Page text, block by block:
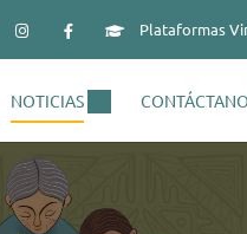
Plataformas
NOTICIAS